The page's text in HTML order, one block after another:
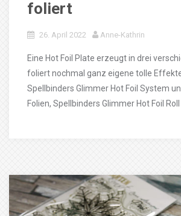
foliert
26. April 2022 Anne-Kathrin
Eine Hot Foil Plate erzeugt in drei
foliert nochmal ganz eigene tolle
Spellbinders Glimmer Hot Foil System
Folien, Spellbinders Glimmer Hot Foil Roll